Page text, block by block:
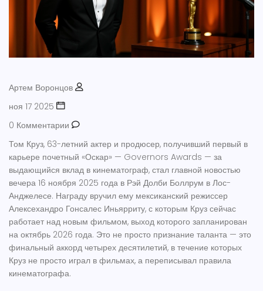
Артем Воронцов
ноя 17 2025
0 Комментарии
Том Круз, 63-летний актер и продюсер, получивший первый в
карьере почетный «Оскар» — Governors Awards — за
выдающийся вклад в кинематограф, стал главной новостью
вечера 16 ноября 2025 года в Рэй Долби Боллрум в Лос-
Анджелесе. Награду вручил ему мексиканский режиссер
Алексехандро Гонсалес Иньярриту, с которым Круз сейчас
работает над новым фильмом, выход которого запланирован
на октябрь 2026 года. Это не просто признание таланта — это
финальный аккорд четырех десятилетий, в течение которых
Круз не просто играл в фильмах, а переписывал правила
кинематографа.